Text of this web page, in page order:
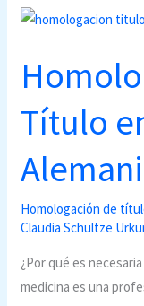
Título
Homologación de
Claudia Schultze
¿Por qué es
medicina es una